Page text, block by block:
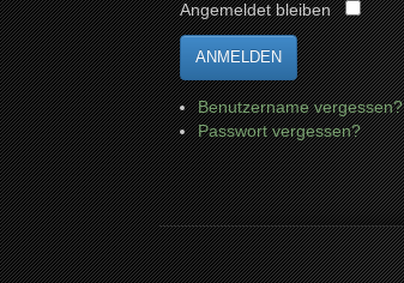
Angemeldet bleiben
ANMELDEN
Benutzername vergessen?
Passwort vergessen?